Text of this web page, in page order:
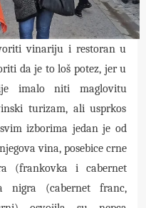
vinariju i restoran u
da je to loš potez, jer u
imalo niti maglovitu
turizam, ali usprkos
izborima jedan je od
vina, posebice crne
(frankovka i cabernet
nigra (cabernet franc,